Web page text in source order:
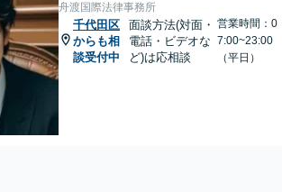
舟渡国際法律事務所
千代田区
からも相
談受付中
面談方法(対面・
電話・ビデオな
ど)は応相談
営業時間：0
7:00~23:00
（平日）